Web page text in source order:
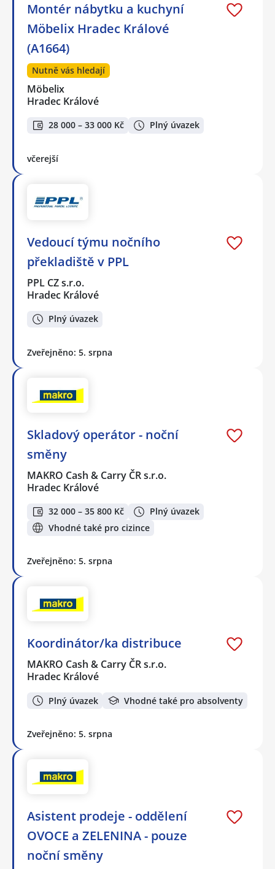
Montér nábytku a kuchyní
Möbelix Hradec Králové
(A1664)
Nutně vás hledají
Möbelix
Hradec Králové
28 000 – 33 000 Kč Plný úvazek
včerejší
Vedoucí týmu nočního
překladiště v PPL
PPL CZ s.r.o.
Hradec Králové
Plný úvazek
Zveřejněno: 5. srpna
Skladový operátor - noční
směny
MAKRO Cash & Carry ČR s.r.o.
Hradec Králové
32 000 – 35 800 Kč
Plný úvazek
Vhodné také pro cizince
Zveřejněno: 5. srpna
Koordinátor/ka distribuce
MAKRO Cash & Carry ČR s.r.o.
Hradec Králové
Plný úvazek Vhodné také pro absolventy
Zveřejněno: 5. srpna
Asistent prodeje - oddělení
OVOCE a ZELENINA - pouze
noční směny